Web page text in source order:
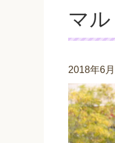
マ
2018年6